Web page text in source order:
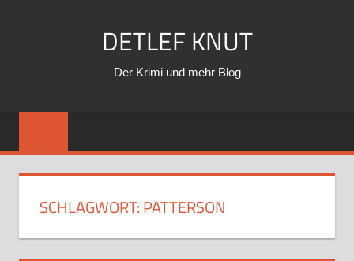
DETLEF KNUT
Der Krimi und mehr Blog
SCHLAGWORT:PATTERSON